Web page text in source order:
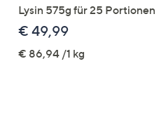
Lysin 575g für 25 Portionen
€ 49,99
€ 86,94 /1 kg